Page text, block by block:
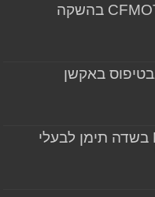
ה־CFMOTO Z10 Turbo בהשקה
גלריה: קורס MRA בשדה תימן לבעלי